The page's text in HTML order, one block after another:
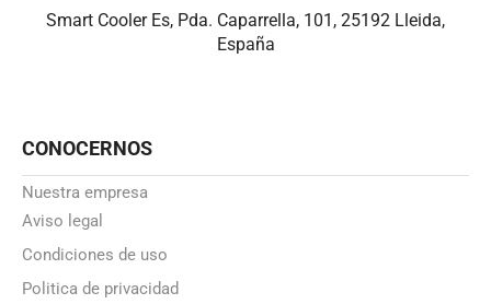
Smart Cooler Es, Pda. Caparrella, 101, 25192 Lleida,
España
CONOCERNOS
Nuestra empresa
Aviso legal
Condiciones de uso
Politica de privacidad